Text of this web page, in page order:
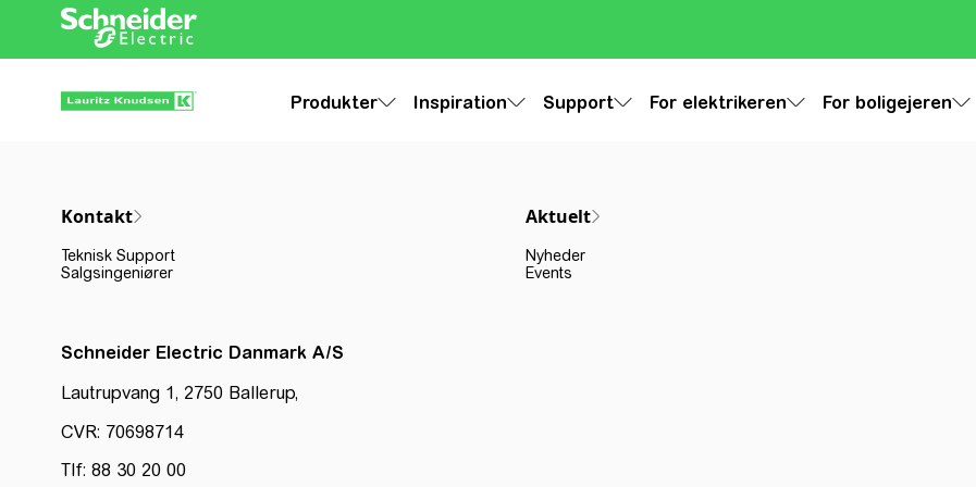
Produkter Inspiration Support For elektrikeren For boligejeren
Kontakt
Teknisk Support
Salgsingeniører
Aktuelt
Nyheder
Events
Schneider Electric Danmark A/S
Lautrupvang 1, 2750 Ballerup,
CVR: 70698714
Tlf: 88 30 20 00